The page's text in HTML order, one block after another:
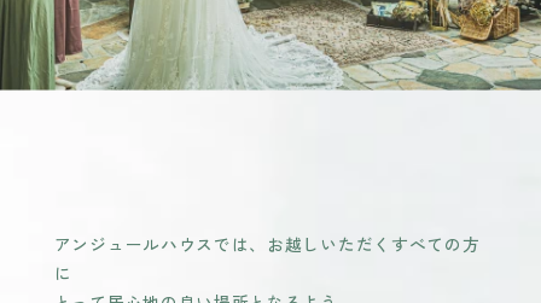
アンジュールハウスでは、お越しいただくすべての方
に